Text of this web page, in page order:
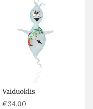
Vaiduoklis
€34.00